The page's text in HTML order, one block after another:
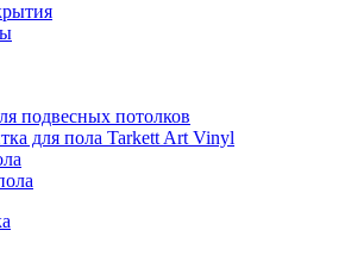
подвесных потолков
для пола Tarkett Art Vinyl